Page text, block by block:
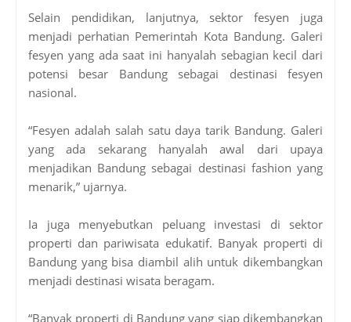
Selain pendidikan, lanjutnya, sektor fesyen juga
menjadi perhatian Pemerintah Kota Bandung. Galeri
fesyen yang ada saat ini hanyalah sebagian kecil dari
potensi besar Bandung sebagai destinasi fesyen
nasional.
“Fesyen adalah salah satu daya tarik Bandung. Galeri
yang ada sekarang hanyalah awal dari upaya
menjadikan Bandung sebagai destinasi fashion yang
menarik,” ujarnya.
Ia juga menyebutkan peluang investasi di sektor
properti dan pariwisata edukatif. Banyak properti di
Bandung yang bisa diambil alih untuk dikembangkan
menjadi destinasi wisata beragam.
“Banyak properti di Bandung yang siap dikembangkan